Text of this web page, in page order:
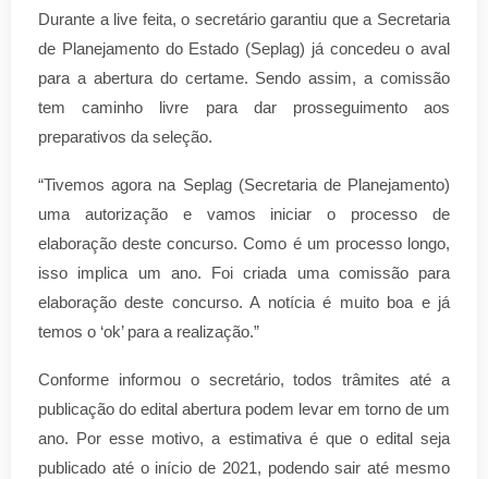
Durante a live feita, o secretário garantiu que a Secretaria
de Planejamento do Estado (Seplag) já concedeu o aval
para a abertura do certame. Sendo assim, a comissão
tem caminho livre para dar prosseguimento aos
preparativos da seleção.
“Tivemos agora na Seplag (Secretaria de Planejamento)
uma autorização e vamos iniciar o processo de
elaboração deste concurso. Como é um processo longo,
isso implica um ano. Foi criada uma comissão para
elaboração deste concurso. A notícia é muito boa e já
temos o ‘ok’ para a realização.”
Conforme informou o secretário, todos trâmites até a
publicação do edital abertura podem levar em torno de um
ano. Por esse motivo, a estimativa é que o edital seja
publicado até o início de 2021, podendo sair até mesmo